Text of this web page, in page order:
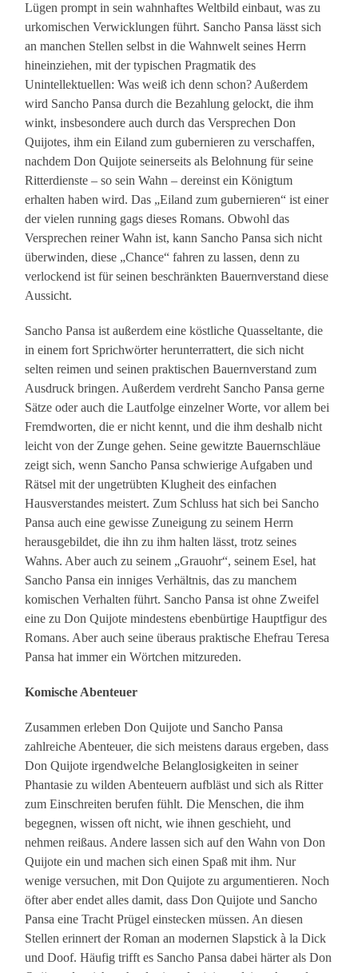
Lügen prompt in sein wahnhaftes Weltbild einbaut, was zu
urkomischen Verwicklungen führt. Sancho Pansa lässt sich
an manchen Stellen selbst in die Wahnwelt seines Herrn
hineinziehen, mit der typischen Pragmatik des
Unintellektuellen: Was weiß ich denn schon? Außerdem
wird Sancho Pansa durch die Bezahlung gelockt, die ihm
winkt, insbesondere auch durch das Versprechen Don
Quijotes, ihm ein Eiland zum gubernieren zu verschaffen,
nachdem Don Quijote seinerseits als Belohnung für seine
Ritterdienste – so sein Wahn – dereinst ein Königtum
erhalten haben wird. Das „Eiland zum gubernieren“ ist einer
der vielen running gags dieses Romans. Obwohl das
Versprechen reiner Wahn ist, kann Sancho Pansa sich nicht
überwinden, diese „Chance“ fahren zu lassen, denn zu
verlockend ist für seinen beschränkten Bauernverstand diese
Aussicht.
Sancho Pansa ist außerdem eine köstliche Quasseltante, die
in einem fort Sprichwörter herunterrattert, die sich nicht
selten reimen und seinen praktischen Bauernverstand zum
Ausdruck bringen. Außerdem verdreht Sancho Pansa gerne
Sätze oder auch die Lautfolge einzelner Worte, vor allem bei
Fremdworten, die er nicht kennt, und die ihm deshalb nicht
leicht von der Zunge gehen. Seine gewitzte Bauernschläue
zeigt sich, wenn Sancho Pansa schwierige Aufgaben und
Rätsel mit der ungetrübten Klugheit des einfachen
Hausverstandes meistert. Zum Schluss hat sich bei Sancho
Pansa auch eine gewisse Zuneigung zu seinem Herrn
herausgebildet, die ihn zu ihm halten lässt, trotz seines
Wahns. Aber auch zu seinem „Grauohr“, seinem Esel, hat
Sancho Pansa ein inniges Verhältnis, das zu manchem
komischen Verhalten führt. Sancho Pansa ist ohne Zweifel
eine zu Don Quijote mindestens ebenbürtige Hauptfigur des
Romans. Aber auch seine überaus praktische Ehefrau Teresa
Pansa hat immer ein Wörtchen mitzureden.
Komische Abenteuer
Zusammen erleben Don Quijote und Sancho Pansa
zahlreiche Abenteuer, die sich meistens daraus ergeben, dass
Don Quijote irgendwelche Belanglosigkeiten in seiner
Phantasie zu wilden Abenteuern aufbläst und sich als Ritter
zum Einschreiten berufen fühlt. Die Menschen, die ihm
begegnen, wissen oft nicht, wie ihnen geschieht, und
nehmen reißaus. Andere lassen sich auf den Wahn von Don
Quijote ein und machen sich einen Spaß mit ihm. Nur
wenige versuchen, mit Don Quijote zu argumentieren. Noch
öfter aber endet alles damit, dass Don Quijote und Sancho
Pansa eine Tracht Prügel einstecken müssen. An diesen
Stellen erinnert der Roman an modernen Slapstick à la Dick
und Doof. Häufig trifft es Sancho Pansa dabei härter als Don